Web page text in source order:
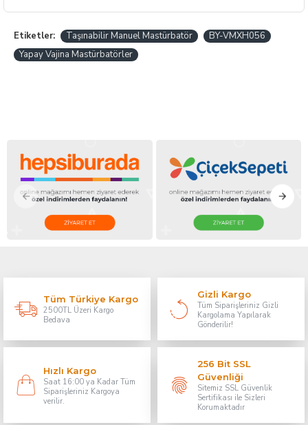
Etiketler: Taşınabilir Manuel Mastürbatör
BY-VMXH056
Yapay Vajina Mastürbatörler
Tüm Türkiye Kargo
2500TL Üzeri Kargo
Bedava
Gizli Kargo
Tüm Siparişleriniz Gizli
Kargolama Yapılarak
Gönderilir!
Hızlı Kargo
Saat 16:00 ya Kadar Tüm
Siparişleriniz Kargoya
verilir.
256 Bit SSL
Güvenliği
Sitemiz SSL Güvenlik
Sertifikası ile Sizleri
Korumaktadır